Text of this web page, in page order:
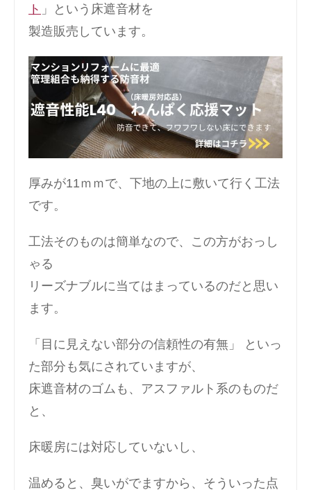
ト 」という床遮音材を
製造販売しています。
厚みが11ｍｍで、下地の上に敷いて行く工法
です。
工法そのものは簡単なので、この方がおっし
ゃる
リーズナブルに当てはまっているのだと思い
ます。
「目に見えない部分の信頼性の有無」 といっ
た部分も気にされていますが、
床遮音材のゴムも、アスファルト系のものだ
と、
床暖房には対応していないし、
温めると、臭いがでますから、そういった点